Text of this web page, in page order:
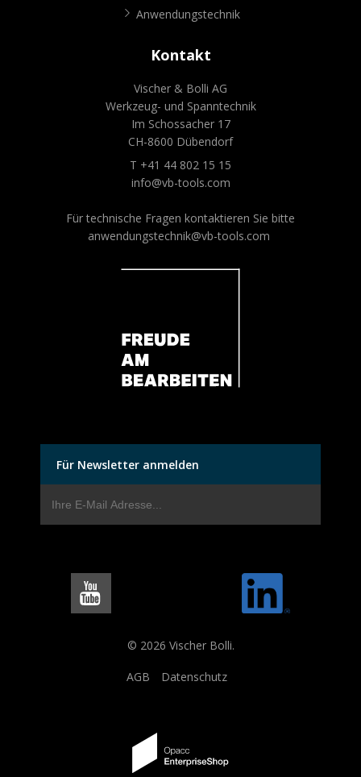
Anwendungstechnik
Kontakt
Vischer & Bolli AG
Werkzeug- und Spanntechnik
Im Schossacher 17
CH-8600 Dübendorf
T +41 44 802 15 15
info@vb-tools.com
Für technische Fragen kontaktieren Sie bitte
anwendungstechnik@vb-tools.com
Für Newsletter anmelden
© 2026 Vischer Bolli.
AGB Datenschutz